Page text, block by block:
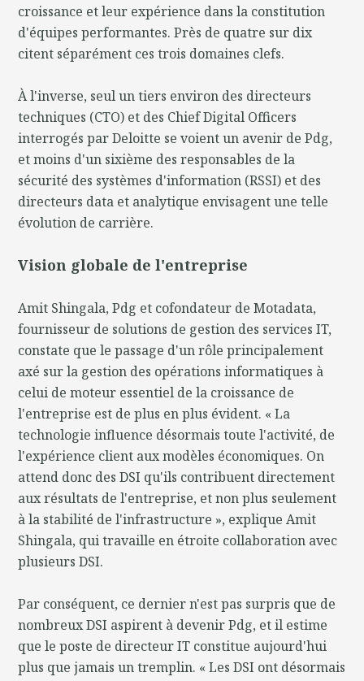
croissance et leur expérience dans la constitution
d'équipes performantes. Près de quatre sur dix
citent séparément ces trois domaines clefs.
À l'inverse, seul un tiers environ des directeurs
techniques (CTO) et des Chief Digital Officers
interrogés par Deloitte se voient un avenir de Pdg,
et moins d'un sixième des responsables de la
sécurité des systèmes d'information (RSSI) et des
directeurs data et analytique envisagent une telle
évolution de carrière.
Vision globale de l'entreprise
Amit Shingala, Pdg et cofondateur de Motadata,
fournisseur de solutions de gestion des services IT,
constate que le passage d'un rôle principalement
axé sur la gestion des opérations informatiques à
celui de moteur essentiel de la croissance de
l'entreprise est de plus en plus évident. « La
technologie influence désormais toute l'activité, de
l'expérience client aux modèles économiques. On
attend donc des DSI qu'ils contribuent directement
aux résultats de l'entreprise, et non plus seulement
à la stabilité de l'infrastructure », explique Amit
Shingala, qui travaille en étroite collaboration avec
plusieurs DSI.
Par conséquent, ce dernier n'est pas surpris que de
nombreux DSI aspirent à devenir Pdg, et il estime
que le poste de directeur IT constitue aujourd'hui
plus que jamais un tremplin. « Les DSI ont désormais